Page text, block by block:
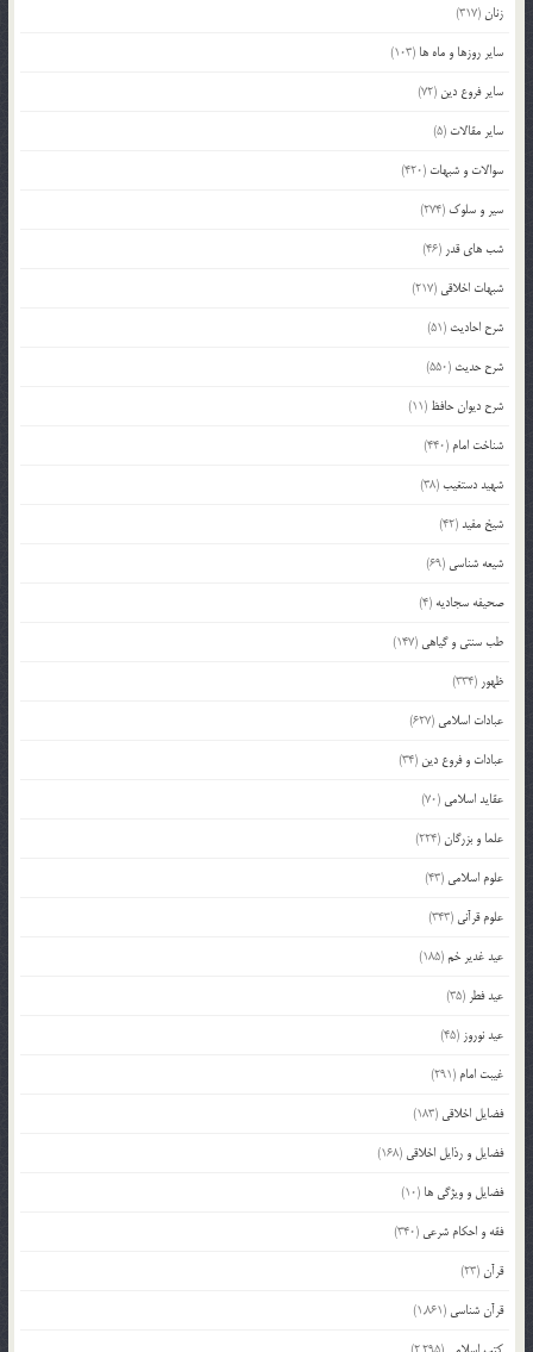
زنان(317)
سایر روزها و ماه ها (103)
سایر فروع دین (72)
سایر مقالات (5)
سوالات و شبهات (420)
سیر و سلوک (274)
شب های قدر (46)
شبهات اخلاقی (217)
شرح احادیث (51)
شرح حدیث (550)
شرح دیوان حافظ (11)
شناخت امام (440)
شهید دستغیب(38)
شیخ مفید(42)
شیعه شناسی (69)
صحیفه سجادیه (4)
طب سنتی و گیاهی (147)
ظهور (334)
عبادات اسلامی (627)
عبادات و فروع دین (34)
عقاید اسلامی (70)
علما و بزرگان(224)
علوم اسلامی (43)
علوم قرآنی (343)
عید غدیر خم(185)
عید فطر (35)
عید نوروز (45)
غیبت امام (291)
فضایل اخلاقی (183)
فضایل و رذایل اخلاقی (168)
فضایل و ویژگی ها (10)
فقه و احکام شرعی (340)
قرآن(23)
قرآن شناسی (1,861)